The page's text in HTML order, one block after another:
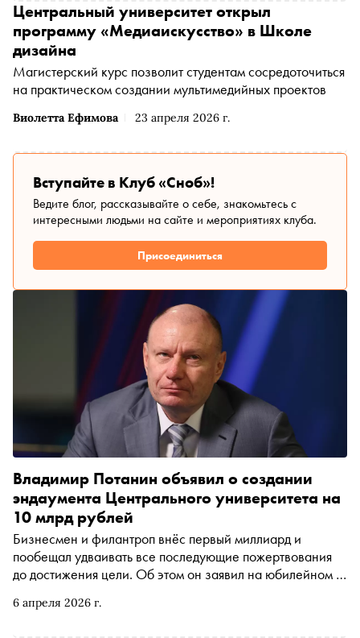
Виолетта Ефимова 23 апреля 2026 г.
Центральный университет открыл
программу «Медиаискусство» в Школе
дизайна
Магистерский курс позволит студентам сосредоточиться
на практическом создании мультимедийных проектов
Вступайте в Клуб «Сноб»!
Ведите блог, рассказывайте о себе, знакомьтесь с
интересными людьми на сайте и мероприятиях клуба.
Присоединиться
6 апреля 2026 г.
Владимир Потанин объявил о создании
эндаумента Центрального университета на
10 млрд рублей
Бизнесмен и филантроп внёс первый миллиард и
пообещал удваивать все последующие пожертвования
до достижения цели. Об этом он заявил на юбилейном X
Москве